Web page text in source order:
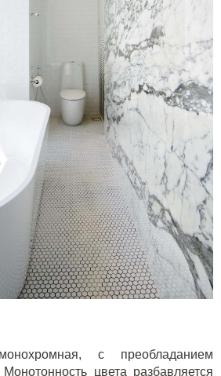
с преобладанием
цвета разбавляется